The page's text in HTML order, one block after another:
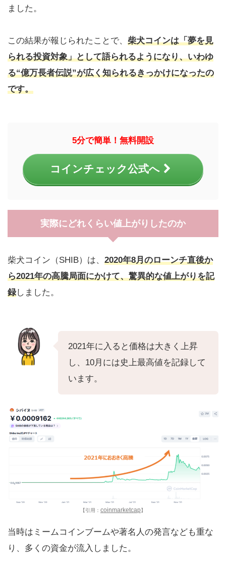
ました。
この結果が報じられたことで、 柴犬コインは「夢を見
られる投資対象」として語られるようになり、いわゆ
る“億万長者伝説”が広く知られるきっかけになったの
です。
5分で簡単！無料開設
コインチェック公式へ
実際にどれくらい値上がりしたのか
柴犬コイン（SHIB）は、 2020年8月のローンチ直後か
ら2021年の高騰局面にかけて、驚異的な値上がりを記
録しました。
2021年に入ると価格は大きく上昇
し、10月には史上最高値を記録して
います。
【引用： coinmarketcap】
当時はミームコインブームや著名人の発言なども重な
り、多くの資金が流入しました。